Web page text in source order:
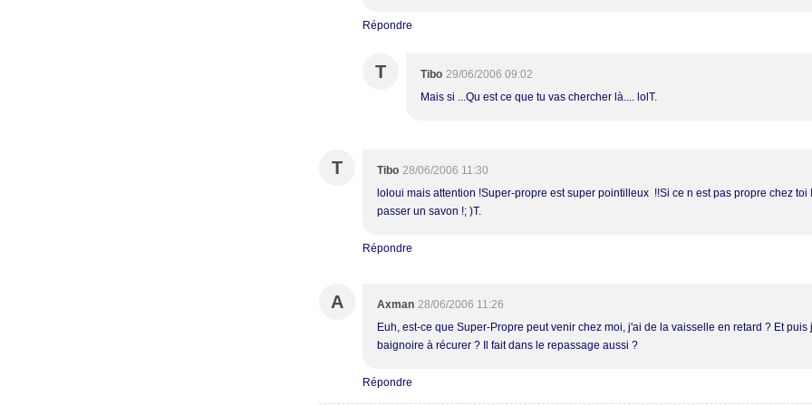
Répondre
T Tibo 29/06/2006 09:02
Mais si ...Qu est ce que tu vas chercher là.... lolT.
T Tibo 28/06/2006 11:30
loloui mais attention !Super-propre est super pointilleux !!Si ce n est pas propre chez toi
passer un savon !; )T.
Répondre
A Axman 28/06/2006 11:26
Euh, est-ce que Super-Propre peut venir chez moi, j'ai de la vaisselle en retard ? Et puis
baignoire à récurer ? Il fait dans le repassage aussi ?
Répondre